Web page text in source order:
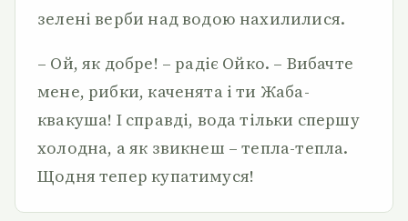
зелені верби над водою нахилилися.
– Ой, як добре! – радіє Ойко. – Вибачте
мене, рибки, каченята і ти Жаба-
квакуша! І справді, вода тільки спершу
холодна, а як звикнеш – тепла-тепла.
Щодня тепер купатимуся!